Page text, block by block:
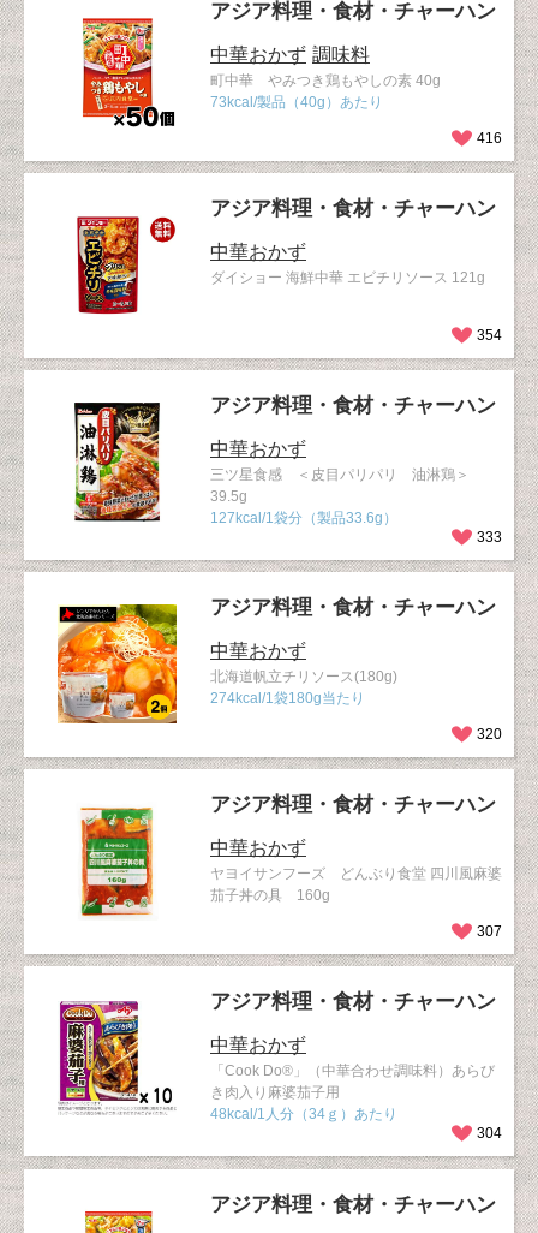
アジア料理・食材・チャーハン
中華おかず 調味料
町中華 やみつき鶏もやしの素 40g
73kcal/製品（40g）あたり
416
アジア料理・食材・チャーハン
中華おかず
ダイショー 海鮮中華 エビチリソース 121g
354
アジア料理・食材・チャーハン
中華おかず
三ツ星食感 ＜皮目パリパリ 油淋鶏＞
39.5g
127kcal/1袋分（製品33.6g）
333
アジア料理・食材・チャーハン
中華おかず
北海道帆立チリソース(180g)
274kcal/1袋180g当たり
320
アジア料理・食材・チャーハン
中華おかず
ヤヨイサンフーズ どんぶり食堂 四川風麻婆
茄子丼の具 160g
307
アジア料理・食材・チャーハン
中華おかず
「Cook Do®」（中華合わせ調味料）あらび
き肉入り麻婆茄子用
48kcal/1人分（34ｇ）あたり
304
アジア料理・食材・チャーハン